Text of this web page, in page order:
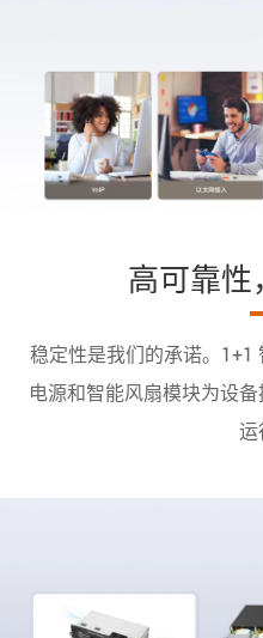
高可靠性
稳定性是我们的承诺。1+1
电源和智能风扇模块为设
运